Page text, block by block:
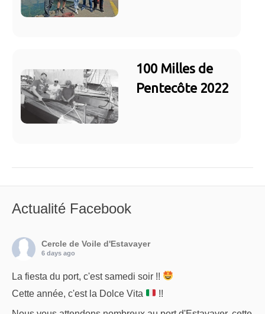
100 Milles de
Pentecôte 2022
Actualité Facebook
Cercle de Voile d'Estavayer
6 days ago
La fiesta du port, c'est samedi soir !!
Cette année, c'est la Dolce Vita
!!